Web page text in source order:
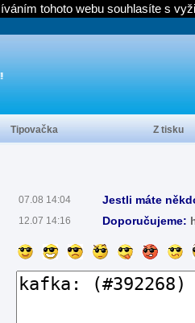
07.08 14:04 Jestli máte
12.07 14:16 Doporučujeme:
Tipovačka Z tisku
tohoto webu souhlasíte s